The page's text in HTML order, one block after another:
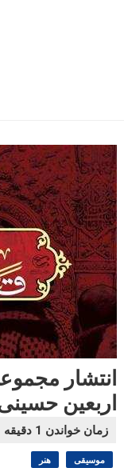
انتشار
اربعین
موسیقی هنر